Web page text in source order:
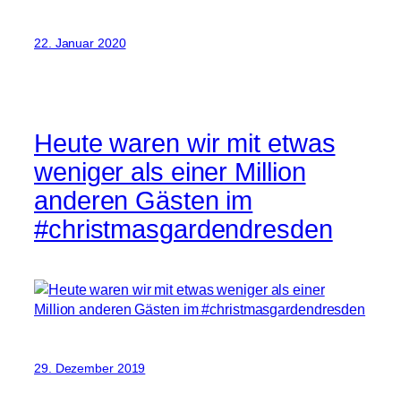
22. Januar 2020
Heute waren wir mit etwas
weniger als einer Million
anderen Gästen im
#christmasgardendresden
29. Dezember 2019